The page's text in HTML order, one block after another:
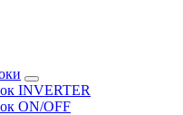
INVERTER
ON/OFF